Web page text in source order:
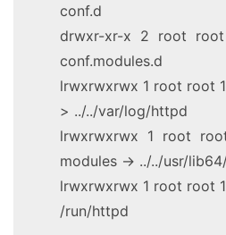
conf.d
drwxr-xr-x 2 root
conf.modules.d
lrwxrwxrwx 1 root root
> ../../var/log/httpd
lrwxrwxrwx 1 root
modules -> ../../usr/
lrwxrwxrwx 1 root root
/run/httpd